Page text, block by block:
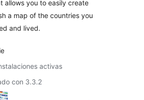
allows you to easily create
a map of the countries you
and lived.
activas
con 3.3.2